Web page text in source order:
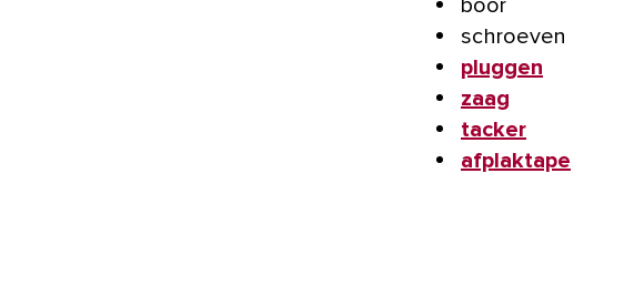
boor
schroeven
pluggen
zaag
tacker
afplaktape